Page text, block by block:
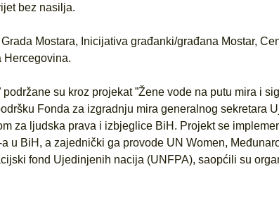
bez nasilja.
Mostara, Inicijativa građanki/građana Mostar,
Hercegovina.
su kroz projekat ”Žene vode na putu mira i
Fonda za izgradnju mira generalnog sekretara
za ljudska prava i izbjeglice BiH. Projekt se
u BiH, a zajednički ga provode UN Women,
fond Ujedinjenih nacija (UNFPA), saopćili su